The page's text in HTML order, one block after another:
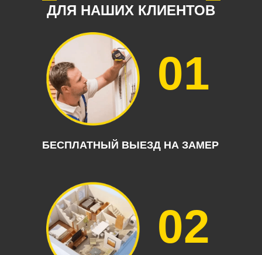
БЕСПЛАТНЫЙ ВЫЕЗД НА ЗАМЕР
01
02
ДЛЯ НАШИХ КЛИЕНТОВ